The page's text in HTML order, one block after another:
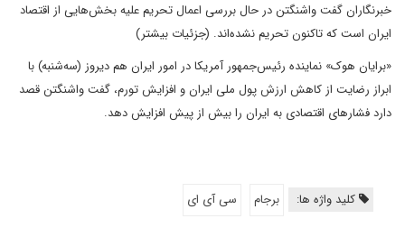
خبرنگاران گفت واشنگتن در حال بررسی اعمال تحریم علیه بخش‌هایی از اقتصاد
ایران است که تاکنون تحریم نشده‌اند. (جزئیات بیشتر)
«برایان هوک» نماینده رئیس‌جمهور آمریکا در امور ایران هم دیروز (سه‌شنبه) با
ابراز رضایت از کاهش ارزش پول ملی ایران و افزایش تورم، گفت واشنگتن قصد
دارد فشارهای اقتصادی به ایران را بیش از پیش افزایش دهد.
کلید واژه ها: برجام سی آی ای